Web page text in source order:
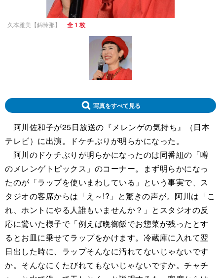
久本雅美【錦怜那】 全 1 枚
写真をすべて見る
阿川佐和子が25日放送の『メレンゲの気持ち』（日本
テレビ）に出演。ドケチぶりが明らかになった。
阿川のドケチぶりが明らかになったのは同番組の「噂
のメレンゲトピックス」のコーナー。まず明らかになっ
たのが「ラップを使いまわしている」という事実で、ス
タジオの客席からは「え～!?」と驚きの声が。阿川は「こ
れ、ホントにやる人誰もいませんか？」とスタジオの反
応に驚いた様子で「例えば晩御飯でお惣菜が残ったとす
るとお皿に乗せてラップをかけます。冷蔵庫に入れて翌
日出した時に、ラップそんなに汚れてないじゃないです
か。そんなにくたびれてもないじゃないですか。チャチ